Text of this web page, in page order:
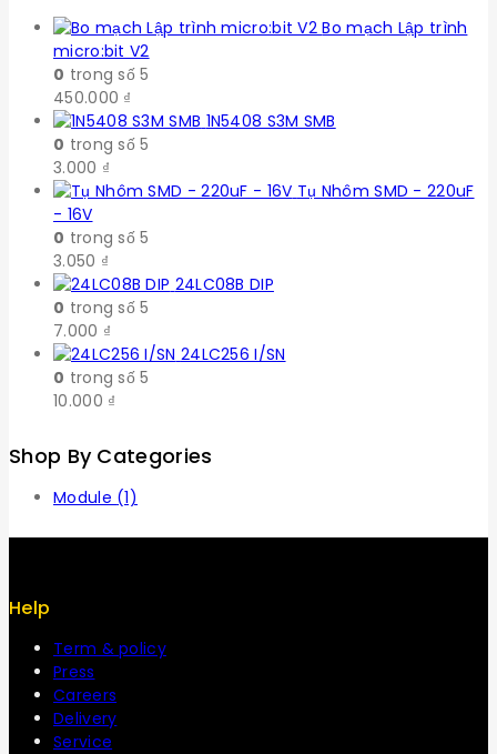
Bo mạch Lập trình
micro:bit V2
0 trong số 5
450.000 ₫
1N5408 S3M SMB
0 trong số 5
3.000 ₫
Tụ Nhôm SMD - 220uF
- 16V
0 trong số 5
3.050 ₫
24LC08B DIP
0 trong số 5
7.000 ₫
24LC256 I/SN
0 trong số 5
10.000 ₫
Shop By Categories
Module (1)
Help
Term & policy
Press
Careers
Delivery
Service